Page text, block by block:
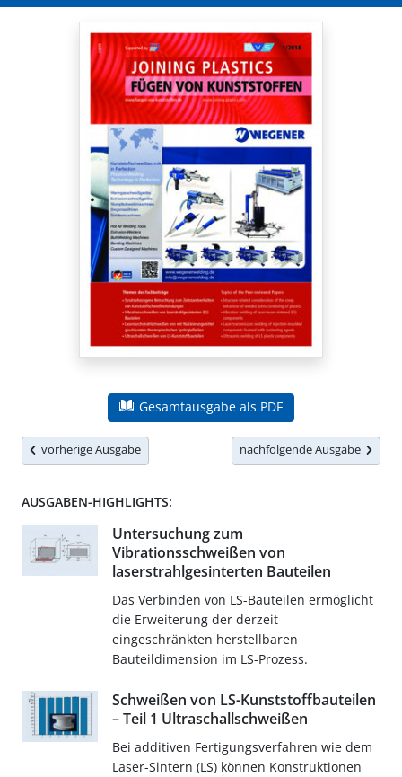
Gesamtausgabe als PDF
vorherige Ausgabe nachfolgende Ausgabe
AUSGABEN-HIGHLIGHTS:
Untersuchung zum
Vibrationsschweißen von
laserstrahlgesinterten Bauteilen
Das Verbinden von LS-Bauteilen ermöglicht
die Erweiterung der derzeit
eingeschränkten herstellbaren
Bauteildimension im LS-Prozess.
Schweißen von LS-Kunststoffbauteilen
– Teil 1 Ultraschallschweißen
Bei additiven Fertigungsverfahren wie dem
Laser-Sintern (LS) können Konstruktionen